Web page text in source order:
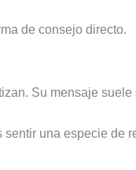
de consejo directo.
Su mensaje
una especie de